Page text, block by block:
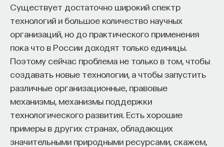
Существует достаточно широкий спектр
технологий и большое количество научных
организаций, но до практического применения
пока что в России доходят только единицы.
Поэтому сейчас проблема не только в том, чтобы
создавать новые технологии, а чтобы запустить
различные организационные, правовые
механизмы, механизмы поддержки
технологического развития. Есть хорошие
примеры в других странах, обладающих
значительными природными ресурсами, скажем,
Это глобальная экосистема для поиска и найма
STEM-специалистов (Science, Technology,
Engineering, Mathematics) в самые амбициозные
Deep-Tech и Biotech проекты по всему миру. Если
вы занимаетесь биоинформатикой, молекулярной
биологией, ИИ или другими наукоемкими
дисциплинами, проект поможет вам найти место
в командах, меняющих индустрию.
Как стать участником:
Заполнить анкету кандидата
Посмотреть текущие вакансии